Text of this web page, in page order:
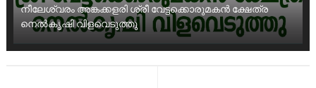
നീലേശ്വരം അങ്കക്കളരി ശ്രീ വേട്ടക്കൊരുമകൻ ക്ഷേത്ര
നെൽകൃഷി വിളവെടുത്തു